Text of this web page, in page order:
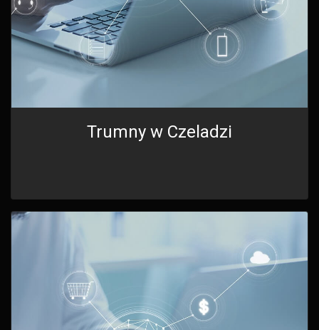
Trumny w Czeladzi